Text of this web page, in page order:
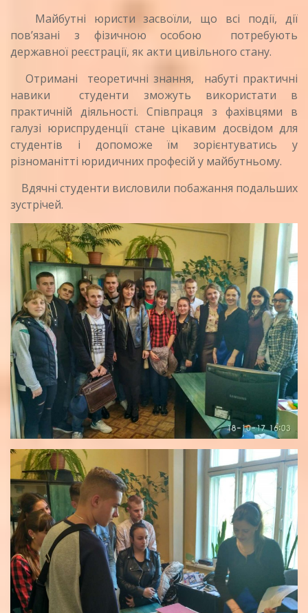
Майбутні юристи засвоїли, що всі події, дії
пов’язані з фізичною особою потребують
державної реєстрації, як акти цивільного стану.
Отримані теоретичні знання, набуті практичні
навики студенти зможуть використати в
практичній діяльності. Співпраця з фахівцями в
галузі юриспруденції стане цікавим досвідом для
студентів і допоможе їм зорієнтуватись у
різноманітті юридичних професій у майбутньому.
Вдячні студенти висловили побажання подальших
зустрічей.